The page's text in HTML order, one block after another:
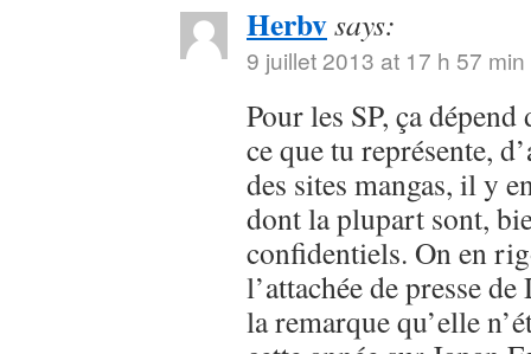
Herbvsays:
9 juillet 2013 at 17 h 57 min
Pour les SP, ça
ce que tu représente,
des sites mangas, il y
dont la plupart sont,
confidentiels. On en
l’attachée de presse
la remarque qu’elle